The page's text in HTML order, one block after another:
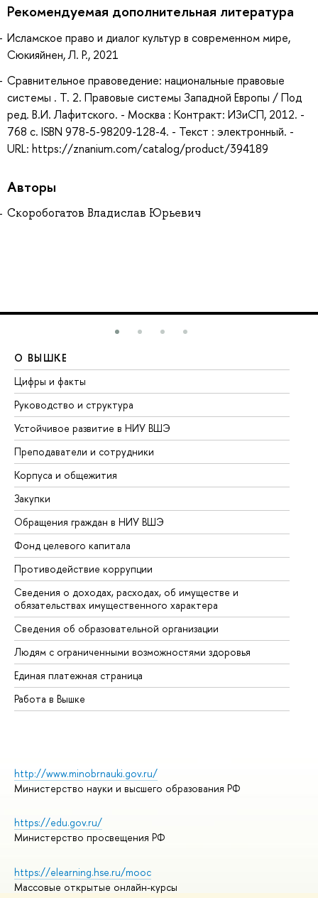
Рекомендуемая дополнительная литература
Исламское право и диалог культур в современном мире,
Сюкияйнен, Л. Р., 2021
Сравнительное правоведение: национальные правовые
системы . Т. 2. Правовые системы Западной Европы / Под
ред. В.И. Лафитского. - Москва : Контракт: ИЗиСП, 2012. -
768 с. ISBN 978-5-98209-128-4. - Текст : электронный. -
URL: https://znanium.com/catalog/product/394189
Авторы
Скоробогатов Владислав Юрьевич
О ВЫШКЕ
Цифры и факты
Руководство и структура
Устойчивое развитие в НИУ ВШЭ
Преподаватели и сотрудники
Корпуса и общежития
Закупки
Обращения граждан в НИУ ВШЭ
Фонд целевого капитала
Противодействие коррупции
Сведения о доходах, расходах, об имуществе и
обязательствах имущественного характера
Сведения об образовательной организации
Людям с ограниченными возможностями здоровья
Единая платежная страница
Работа в Вышке
http://www.minobrnauki.gov.ru/
Министерство науки и высшего образования РФ
https://edu.gov.ru/
Министерство просвещения РФ
https://elearning.hse.ru/mooc
Массовые открытые онлайн-курсы